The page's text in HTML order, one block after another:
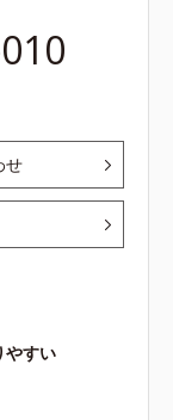
せ
やすい